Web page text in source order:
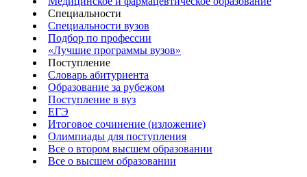
Специальности
Специальности вузов
Подбор по профессии
«Лучшие программы вузов»
Поступление
Словарь абитуриента
Образование за рубежом
Поступление в вуз
ЕГЭ
Итоговое сочинение (изложение)
Олимпиады для поступления
Все о втором высшем образовании
Все о высшем образовании